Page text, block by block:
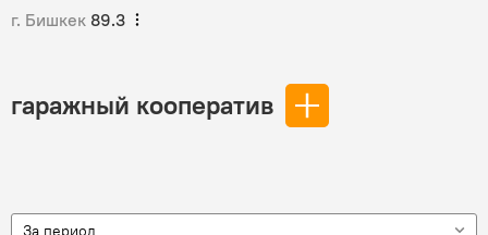
г. Бишкек 89.3
гаражный кооператив
За период